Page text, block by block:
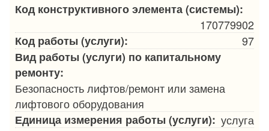
Код конструктивного элемента (системы):
170779902
Код работы (услуги):
97
Вид работы (услуги) по капитальному
ремонту:
Безопасность лифтов/ремонт или замена
лифтового оборудования
Единица измерения работы (услуги): услуга